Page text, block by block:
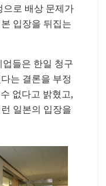
로 배상 문제가
입장을 뒤집는
들은 한일 청구
는 결론을 부정
없다고 밝혔고,
일본의 입장을